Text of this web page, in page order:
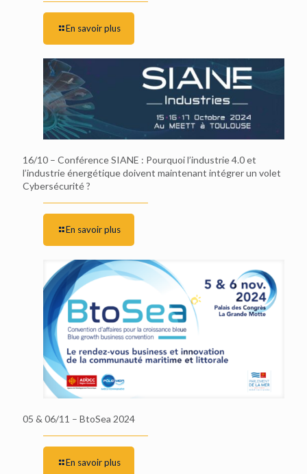
En savoir plus
16/10 – Conférence SIANE : Pourquoi l’industrie 4.0 et
l’industrie énergétique doivent maintenant intégrer un volet
Cybersécurité ?
En savoir plus
05 & 06/11 – BtoSea 2024
En savoir plus